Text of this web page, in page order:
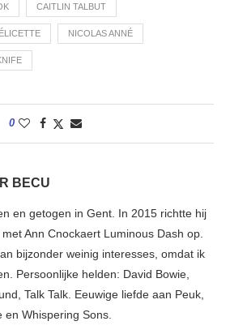
CAITLIN TALBUT
NICOLAS ANNÉ
0
BECU
en getogen in Gent. In 2015 richtte hij
Ann Cnockaert Luminous Dash op.
bijzonder weinig interesses, omdat ik
Persoonlijke helden: David Bowie,
Talk Talk. Eeuwige liefde aan Peuk,
en Whispering Sons.